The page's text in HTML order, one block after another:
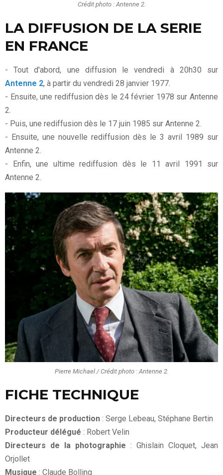
Crédit photo : Antenne 2.
LA DIFFUSION DE LA SERIE
EN FRANCE
- Tout d'abord, une diffusion le vendredi à 20h30 sur
Antenne 2, à partir du vendredi 28 janvier 1977.
- Ensuite, une rediffusion dès le 24 février 1978 sur Antenne
2.
- Puis, une rediffusion dès le 17 juin 1985 sur Antenne 2.
- Ensuite, une nouvelle rediffusion dès le 3 avril 1989 sur
Antenne 2.
- Enfin, une ultime rediffusion dès le 11 avril 1991 sur
Antenne 2.
Pierre Michael / Crédit photo : Antenne 2.
FICHE TECHNIQUE
Directeurs de production : Serge Lebeau, Stéphane Bertin
Producteur délégué : Robert Velin
Directeurs de la photographie : Ghislain Cloquet, Jean
Orjollet
Musique : Claude Bolling